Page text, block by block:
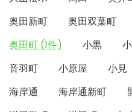
奥田新町
奥田双葉町
奥田町 (1件)
小黒
音羽町
小原屋 小見
海岸通
海岸通新町